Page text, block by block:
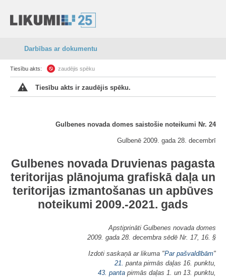
Darbības ar dokumentu
Tiesību akts: zaudējis spēku
Tiesību akts ir zaudējis spēku.
Gulbenes novada domes saistošie noteikumi Nr. 24
Gulbenē 2009. gada 28. decembrī
Gulbenes novada Druvienas pagasta
teritorijas plānojuma grafiskā daļa un
teritorijas izmantošanas un apbūves
noteikumi 2009.-2021. gads
Apstiprināti Gulbenes novada domes
2009. gada 28. decembra sēdē Nr. 17, 16. §
Izdoti saskaņā ar likuma "Par pašvaldībām"
21. panta pirmās daļas 16. punktu,
43. panta pirmās daļas 1. un 13. punktu,